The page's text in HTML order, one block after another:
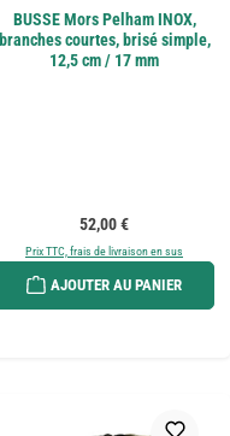
BUSSE Mors Pelham INOX,
branches courtes, brisé simple,
12,5 cm / 17 mm
Prix régulier :
52,00 €
Prix TTC, frais de livraison en sus
AJOUTER AU PANIER